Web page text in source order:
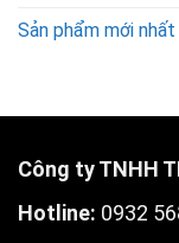
Sản phẩm mới nhất
Công ty TNHH
Hotline: 0932